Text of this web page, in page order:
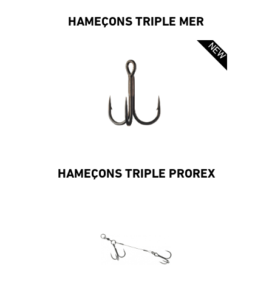
HAMEÇONS TRIPLE MER
HAMEÇONS TRIPLE PROREX